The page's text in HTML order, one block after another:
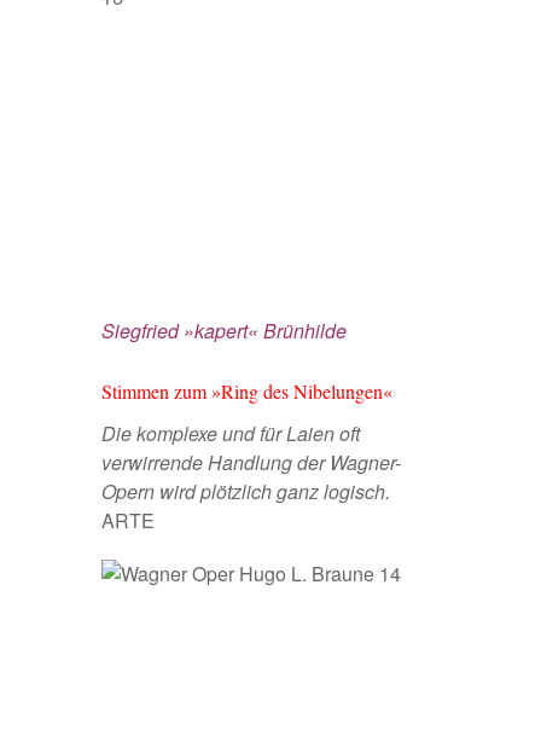
Siegfried »kapert« Brünhilde
Stimmen zum »Ring des Nibelungen«
Die komplexe und für Laien oft
verwirrende Handlung der Wagner-
Opern wird plötzlich ganz logisch.
ARTE